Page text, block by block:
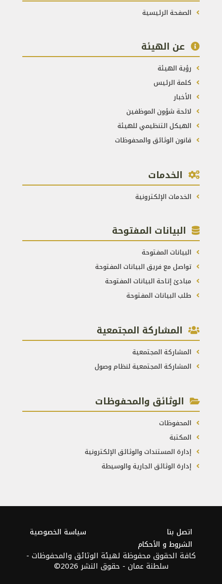
الصفحة الرئيسية
عن الهيئة
رؤية الهيئة
كلمة الرئيس
الأخبار
لائحة شؤون الموظفين
الهيكل التنظيمي للهيئة
قانون الوثائق والمحفوظات
الخدمات
الخدمات الإلكترونية
البيانات المفتوحة
البيانات المفتوحة
تواصل مع فريق البيانات المفتوحة
مبادئ إتاحة البيانات المفتوحة
طلب البيانات المفتوحة
المشاركة المجتمعية
المشاركة المجتمعية
المشاركة المجتمعية لنظام وصول
الوثائق والمحفوظات
المحفوظات
المكتبة
إدارة المستندات والوثائق الإلكترونية
إدارة الوثائق الجارية والوسيطة
اتصل بنا
سياسة الخصوصية
الشروط و الأحكام
كافة الحقوق محفوظة لهيئة الوثائق والمحفوظات -
سلطنة عمان - حقوق النشر 2026©